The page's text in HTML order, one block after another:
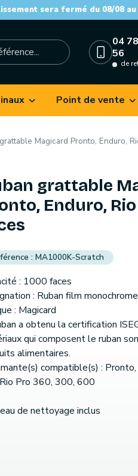
sera fermé du 08/08
04
56
de
Point de vente
Magicard Pronto, Enduro,
grattable
Enduro,
MA1000K-Scratch
: 1000 faces
: Ruban film
: Magicard
a obtenu la certification
qui composent le ruban
alimentaires.
compatible(s) :
Pro 360, 300, 600
de nettoyage inclus